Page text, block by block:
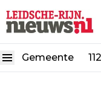
Gemeente 112